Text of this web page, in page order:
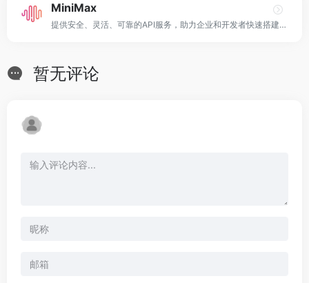
MiniMax
提供安全、灵活、可靠的API服务，助力企业和开发者快速搭建AI应用！
暂无评论